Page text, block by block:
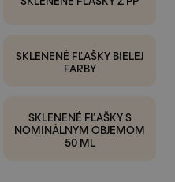
SKLENENÉ FĽAŠKY BIELEJ
FARBY
SKLENENÉ FĽAŠKY S
NOMINÁLNYM OBJEMOM
50 ML